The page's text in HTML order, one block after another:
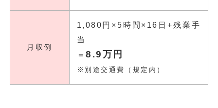
月収例
1,080円×5時間×16日+残業手
当
＝8.9万円
※別途交通費（規定内）